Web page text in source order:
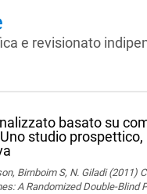
e revisionato
basato su
studio
Birnboim S, N. Giladi (2011)
A Randomized Double-